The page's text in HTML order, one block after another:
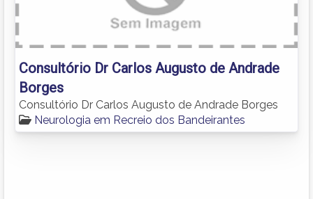
Consultório Dr Carlos Augusto de Andrade
Borges
Consultório Dr Carlos Augusto de Andrade Borges
Neurologia em Recreio dos Bandeirantes